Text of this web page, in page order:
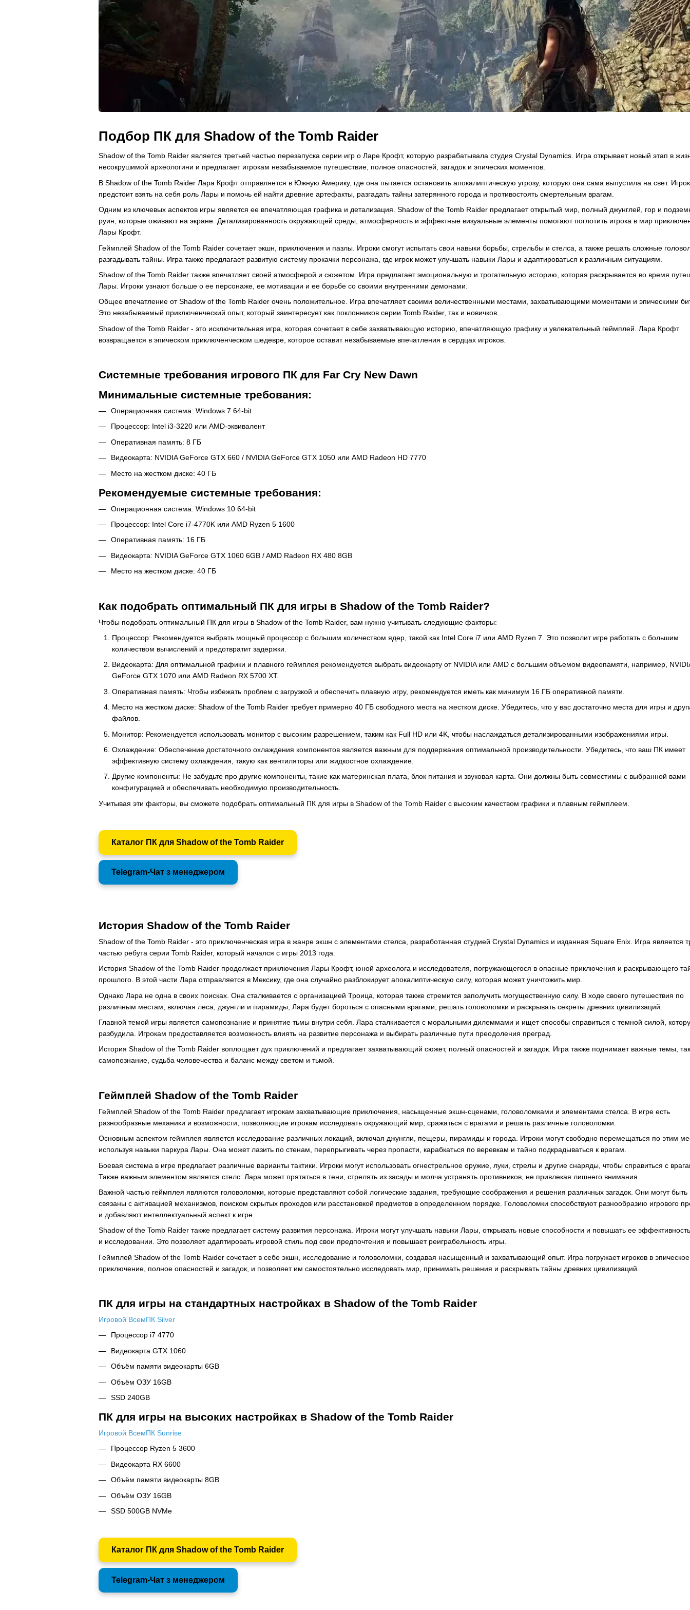
Подбор ПК для Shadow of the Tomb Raider
Shadow of the Tomb Raider является третьей частью перезапуска серии игр о Ларе Крофт, которую разрабатывала студия Crystal Dynamics. Игра открывает новый этап в
несокрушимой археологини и предлагает игрокам незабываемое путешествие, полное опасностей, загадок и эпических моментов.
В Shadow of the Tomb Raider Лара Крофт отправляется в Южную Америку, где она пытается остановить апокалиптическую угрозу, которую она сама выпустила на свет.
предстоит взять на себя роль Лары и помочь ей найти древние артефакты, разгадать тайны затерянного города и противостоять смертельным врагам.
Одним из ключевых аспектов игры является ее впечатляющая графика и детализация. Shadow of the Tomb Raider предлагает открытый мир, полный джунглей, гор и
руин, которые оживают на экране. Детализированность окружающей среды, атмосферность и эффектные визуальные элементы помогают поглотить игрока в мир
Лары Крофт.
Геймплей Shadow of the Tomb Raider сочетает экшн, приключения и пазлы. Игроки смогут испытать свои навыки борьбы, стрельбы и стелса, а также решать сложные
разгадывать тайны. Игра также предлагает развитую систему прокачки персонажа, где игрок может улучшать навыки Лары и адаптироваться к различным ситуациям.
Shadow of the Tomb Raider также впечатляет своей атмосферой и сюжетом. Игра предлагает эмоциональную и трогательную историю, которая раскрывается во время
Лары. Игроки узнают больше о ее персонаже, ее мотивации и ее борьбе со своими внутренними демонами.
Общее впечатление от Shadow of the Tomb Raider очень положительное. Игра впечатляет своими величественными местами, захватывающими моментами и эпическими
Это незабываемый приключенческий опыт, который заинтересует как поклонников серии Tomb Raider, так и новичков.
Shadow of the Tomb Raider - это исключительная игра, которая сочетает в себе захватывающую историю, впечатляющую графику и увлекательный геймплей. Лара Крофт
возвращается в эпическом приключенческом шедевре, которое оставит незабываемые впечатления в сердцах игроков.
Системные требования игрового ПК для Far Cry New Dawn
Минимальные системные требования:
Операционная система: Windows 7 64-bit
Процессор: Intel i3-3220 или AMD-эквивалент
Оперативная память: 8 ГБ
Видеокарта: NVIDIA GeForce GTX 660 / NVIDIA GeForce GTX 1050 или AMD Radeon HD 7770
Место на жестком диске: 40 ГБ
Рекомендуемые системные требования:
Операционная система: Windows 10 64-bit
Процессор: Intel Core i7-4770K или AMD Ryzen 5 1600
Оперативная память: 16 ГБ
Видеокарта: NVIDIA GeForce GTX 1060 6GB / AMD Radeon RX 480 8GB
Место на жестком диске: 40 ГБ
Как подобрать оптимальный ПК для игры в Shadow of the Tomb Raider?
Чтобы подобрать оптимальный ПК для игры в Shadow of the Tomb Raider, вам нужно учитывать следующие факторы:
Процессор: Рекомендуется выбрать мощный процессор с большим количеством ядер, такой как Intel Core i7 или AMD Ryzen 7. Это позволит игре работать с большим
количеством вычислений и предотвратит задержки.
Видеокарта: Для оптимальной графики и плавного геймплея рекомендуется выбрать видеокарту от NVIDIA или AMD с большим объемом видеопамяти, например,
GeForce GTX 1070 или AMD Radeon RX 5700 XT.
Оперативная память: Чтобы избежать проблем с загрузкой и обеспечить плавную игру, рекомендуется иметь как минимум 16 ГБ оперативной памяти.
Место на жестком диске: Shadow of the Tomb Raider требует примерно 40 ГБ свободного места на жестком диске. Убедитесь, что у вас достаточно места для игры и
файлов.
Монитор: Рекомендуется использовать монитор с высоким разрешением, таким как Full HD или 4K, чтобы наслаждаться детализированными изображениями игры.
Охлаждение: Обеспечение достаточного охлаждения компонентов является важным для поддержания оптимальной производительности. Убедитесь, что ваш ПК имеет
эффективную систему охлаждения, такую как вентиляторы или жидкостное охлаждение.
Другие компоненты: Не забудьте про другие компоненты, такие как материнская плата, блок питания и звуковая карта. Они должны быть совместимы с выбранной вами
конфигурацией и обеспечивать необходимую производительность.
Учитывая эти факторы, вы сможете подобрать оптимальный ПК для игры в Shadow of the Tomb Raider с высоким качеством графики и плавным геймплеем.
Каталог ПК для Shadow of the Tomb Raider
Telegram-Чат з менеджером
История Shadow of the Tomb Raider
Shadow of the Tomb Raider - это приключенческая игра в жанре экшн с элементами стелса, разработанная студией Crystal Dynamics и изданная Square Enix. Игра является
частью ребута серии Tomb Raider, который начался с игры 2013 года.
История Shadow of the Tomb Raider продолжает приключения Лары Крофт, юной археолога и исследователя, погружающегося в опасные приключения и раскрывающего
прошлого. В этой части Лара отправляется в Мексику, где она случайно разблокирует апокалиптическую силу, которая может уничтожить мир.
Однако Лара не одна в своих поисках. Она сталкивается с организацией Троица, которая также стремится заполучить могущественную силу. В ходе своего путешествия по
различным местам, включая леса, джунгли и пирамиды, Лара будет бороться с опасными врагами, решать головоломки и раскрывать секреты древних цивилизаций.
Главной темой игры является самопознание и принятие тьмы внутри себя. Лара сталкивается с моральными дилеммами и ищет способы справиться с темной силой,
разбудила. Игрокам предоставляется возможность влиять на развитие персонажа и выбирать различные пути преодоления преград.
История Shadow of the Tomb Raider воплощает дух приключений и предлагает захватывающий сюжет, полный опасностей и загадок. Игра также поднимает важные темы,
самопознание, судьба человечества и баланс между светом и тьмой.
Геймплей Shadow of the Tomb Raider
Геймплей Shadow of the Tomb Raider предлагает игрокам захватывающие приключения, насыщенные экшн-сценами, головоломками и элементами стелса. В игре есть
разнообразные механики и возможности, позволяющие игрокам исследовать окружающий мир, сражаться с врагами и решать различные головоломки.
Основным аспектом геймплея является исследование различных локаций, включая джунгли, пещеры, пирамиды и города. Игроки могут свободно перемещаться по этим
используя навыки паркура Лары. Она может лазить по стенам, перепрыгивать через пропасти, карабкаться по веревкам и тайно подкрадываться к врагам.
Боевая система в игре предлагает различные варианты тактики. Игроки могут использовать огнестрельное оружие, луки, стрелы и другие снаряды, чтобы справиться с
Также важным элементом является стелс: Лара может прятаться в тени, стрелять из засады и молча устранять противников, не привлекая лишнего внимания.
Важной частью геймплея являются головоломки, которые представляют собой логические задания, требующие соображения и решения различных загадок. Они могут быть
связаны с активацией механизмов, поиском скрытых проходов или расстановкой предметов в определенном порядке. Головоломки способствуют разнообразию игрового
и добавляют интеллектуальный аспект к игре.
Shadow of the Tomb Raider также предлагает систему развития персонажа. Игроки могут улучшать навыки Лары, открывать новые способности и повышать ее
и исследовании. Это позволяет адаптировать игровой стиль под свои предпочтения и повышает реиграбельность игры.
Геймплей Shadow of the Tomb Raider сочетает в себе экшн, исследование и головоломки, создавая насыщенный и захватывающий опыт. Игра погружает игроков в эпическое
приключение, полное опасностей и загадок, и позволяет им самостоятельно исследовать мир, принимать решения и раскрывать тайны древних цивилизаций.
ПК для игры на стандартных настройках в Shadow of the Tomb Raider
Игровой ВсемПК Silver
Процессор i7 4770
Видеокарта GTX 1060
Объём памяти видеокарты 6GB
Объём ОЗУ 16GB
SSD 240GB
ПК для игры на высоких настройках в Shadow of the Tomb Raider
Игровой ВсемПК Sunrise
Процессор Ryzen 5 3600
Видеокарта RX 6600
Объём памяти видеокарты 8GB
Объём ОЗУ 16GB
SSD 500GB NVMe
Каталог ПК для Shadow of the Tomb Raider
Telegram-Чат з менеджером